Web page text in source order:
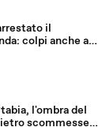
il
colpi anche ad
euro il bottino
l'ombra del
scommesse